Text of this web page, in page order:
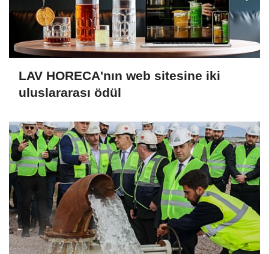
LAV HORECA'nın web sitesine iki
uluslararası ödül